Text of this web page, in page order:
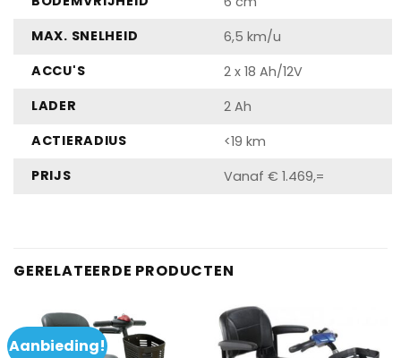
MAX. SNELHEID
6,5 km/u
ACCU'S
2 x 18 Ah/12V
LADER
2 Ah
ACTIERADIUS
<19 km
PRIJS
Vanaf € 1.469,=
GERELATEERDE PRODUCTEN
Aanbieding!